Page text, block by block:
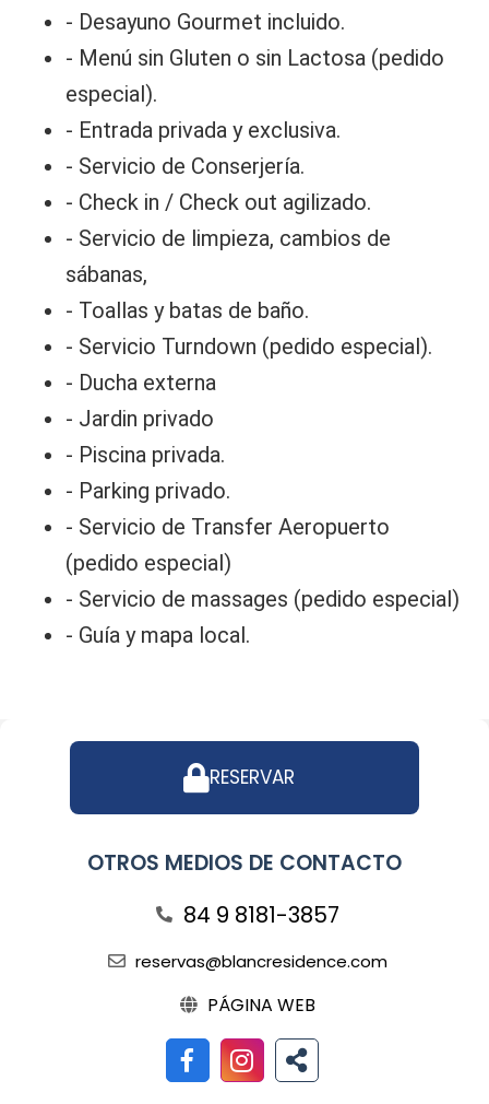
- Desayuno Gourmet incluido.
- Menú sin Gluten o sin Lactosa (pedido
especial).
- Entrada privada y exclusiva.
- Servicio de Conserjería.
- Check in / Check out agilizado.
- Servicio de limpieza, cambios de
sábanas,
- Toallas y batas de baño.
- Servicio Turndown (pedido especial).
- Ducha externa
- Jardin privado
- Piscina privada.
- Parking privado.
- Servicio de Transfer Aeropuerto
(pedido especial)
- Servicio de massages (pedido especial)
- Guía y mapa local.
RESERVAR
OTROS MEDIOS DE CONTACTO
84 9 8181-3857
reservas@blancresidence.com
PÁGINA WEB